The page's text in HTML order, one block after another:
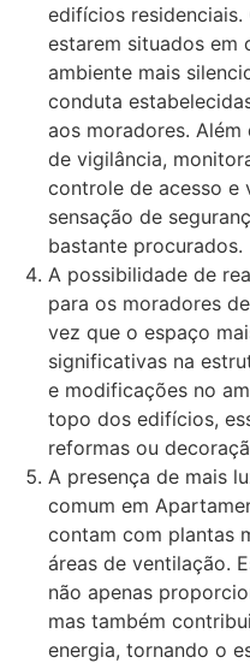
edifícios
estarem situados em
ambiente mais
conduta
aos moradores. Além
de vigilância,
controle de acesso e
sensação de
bastante procurados.
A possibilidade de
para os moradores
vez que o espaço
significativas na
e modificações no
topo dos edifícios,
reformas ou
A presença de mais
comum em
contam com plantas
áreas de ventilação.
não apenas
mas também
energia, tornando o